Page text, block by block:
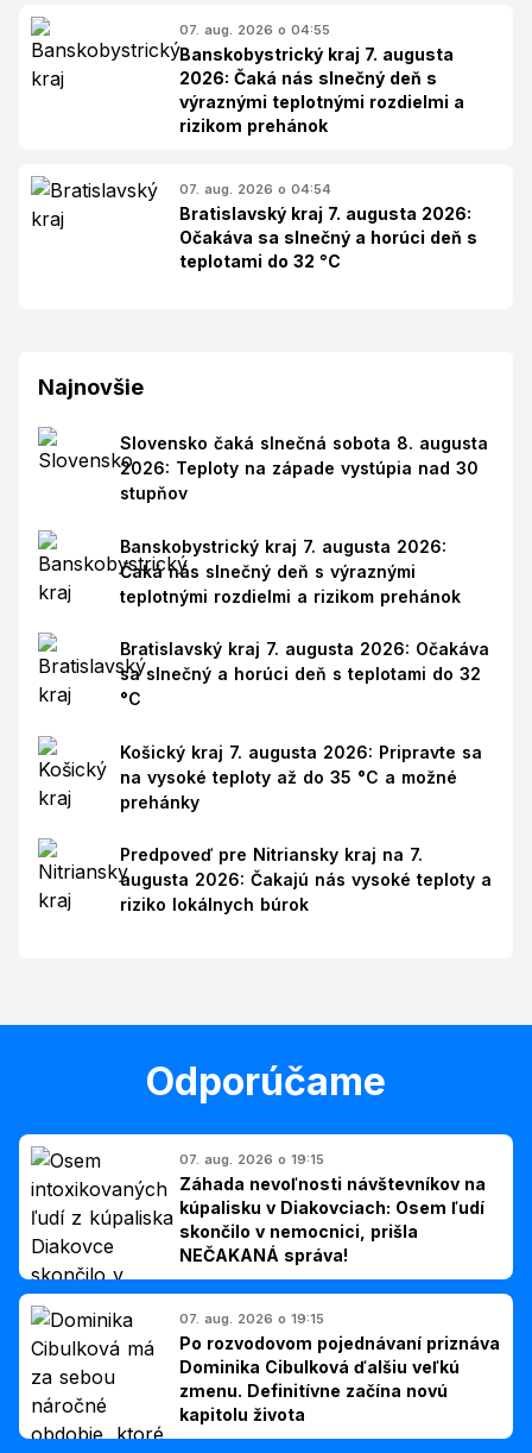
07. aug. 2026 o 04:55
Banskobystrický kraj 7. augusta
2026: Čaká nás slnečný deň s
výraznými teplotnými rozdielmi a
rizikom prehánok
07. aug. 2026 o 04:54
Bratislavský kraj 7. augusta 2026:
Očakáva sa slnečný a horúci deň s
teplotami do 32 °C
Najnovšie
Slovensko čaká slnečná sobota 8. augusta
2026: Teploty na západe vystúpia nad 30
stupňov
Banskobystrický kraj 7. augusta 2026:
Čaká nás slnečný deň s výraznými
teplotnými rozdielmi a rizikom prehánok
Bratislavský kraj 7. augusta 2026: Očakáva
sa slnečný a horúci deň s teplotami do 32
°C
Košický kraj 7. augusta 2026: Pripravte sa
na vysoké teploty až do 35 °C a možné
prehánky
Predpoveď pre Nitriansky kraj na 7.
augusta 2026: Čakajú nás vysoké teploty a
riziko lokálnych búrok
Odporúčame
07. aug. 2026 o 19:15
Záhada nevoľnosti návštevníkov na
kúpalisku v Diakovciach: Osem ľudí
skončilo v nemocnici, prišla
NEČAKANÁ správa!
07. aug. 2026 o 19:15
Po rozvodovom pojednávaní priznáva
Dominika Cibulková ďalšiu veľkú
zmenu. Definitívne začína novú
kapitolu života